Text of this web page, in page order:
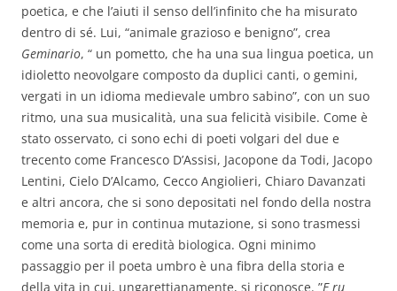
poetica, e che l’aiuti il senso dell’infinito che ha misurato
dentro di sé. Lui, “animale grazioso e benigno”, crea
Geminario, “ un pometto, che ha una sua lingua poetica, un
idioletto neovolgare composto da duplici canti, o gemini,
vergati in un idioma medievale umbro sabino”, con un suo
ritmo, una sua musicalità, una sua felicità visibile. Come è
stato osservato, ci sono echi di poeti volgari del due e
trecento come Francesco D’Assisi, Jacopone da Todi, Jacopo
Lentini, Cielo D’Alcamo, Cecco Angiolieri, Chiaro Davanzati
e altri ancora, che si sono depositati nel fondo della nostra
memoria e, pur in continua mutazione, si sono trasmessi
come una sorta di eredità biologica. Ogni minimo
passaggio per il poeta umbro è una fibra della storia e
della vita in cui, ungarettianamente, si riconosce. ”E ru